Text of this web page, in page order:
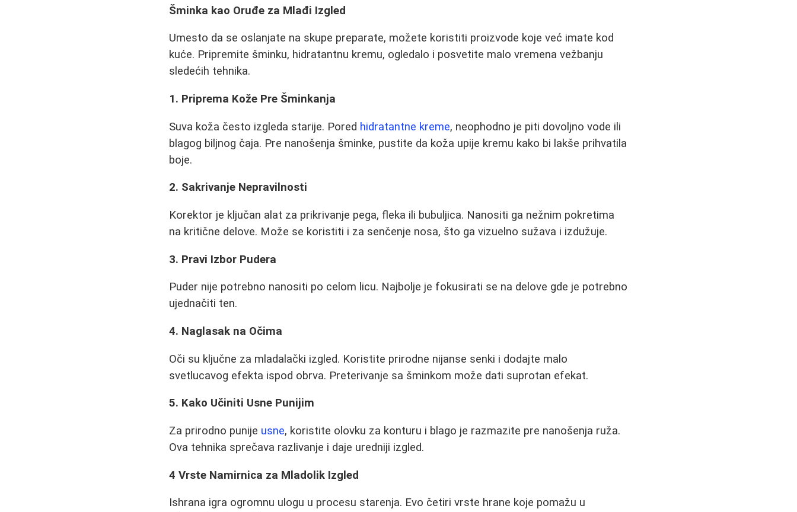
Šminka kao Oruđe za Mlađi Izgled
Umesto da se oslanjate na skupe preparate, možete koristiti proizvode koje već imate kod
kuće. Pripremite šminku, hidratantnu kremu, ogledalo i posvetite malo vremena vežbanju
sledećih tehnika.
1. Priprema Kože Pre Šminkanja
Suva koža često izgleda starije. Pored hidratantne kreme, neophodno je piti dovoljno vode ili
blagog biljnog čaja. Pre nanošenja šminke, pustite da koža upije kremu kako bi lakše prihvatila
boje.
2. Sakrivanje Nepravilnosti
Korektor je ključan alat za prikrivanje pega, fleka ili bubuljica. Nanositi ga nežnim pokretima
na kritične delove. Može se koristiti i za senčenje nosa, što ga vizuelno sužava i izdužuje.
3. Pravi Izbor Pudera
Puder nije potrebno nanositi po celom licu. Najbolje je fokusirati se na delove gde je potrebno
ujednačiti ten.
4. Naglasak na Očima
Oči su ključne za mladalački izgled. Koristite prirodne nijanse senki i dodajte malo
svetlucavog efekta ispod obrva. Preterivanje sa šminkom može dati suprotan efekat.
5. Kako Učiniti Usne Punijim
Za prirodno punije usne, koristite olovku za konturu i blago je razmazite pre nanošenja ruža.
Ova tehnika sprečava razlivanje i daje uredniji izgled.
4 Vrste Namirnica za Mladolik Izgled
Ishrana igra ogromnu ulogu u procesu starenja. Evo četiri vrste hrane koje pomažu u